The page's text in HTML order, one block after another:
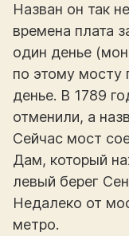
Назван он так
времена плата
один денье
по этому мосту
денье. В 1789
отменили, а
Сейчас мост
Дам, который
левый берег
Недалеко от
метро.